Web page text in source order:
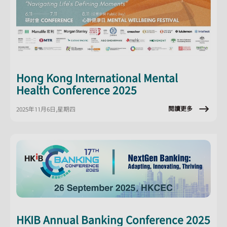
Hong Kong International Mental
Health Conference 2025
2025年11月6日,星期四 閱讀更多
HKIB Annual Banking Conference 2025